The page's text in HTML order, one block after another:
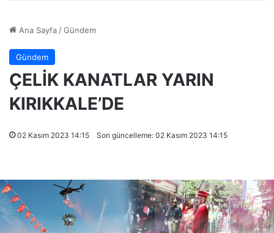
Ana Sayfa/Gündem
Gündem
ÇELİK KANATLAR YARIN
KIRIKKALE’DE
02 Kasım 2023 14:15 Son güncelleme: 02 Kasım 2023 14:15